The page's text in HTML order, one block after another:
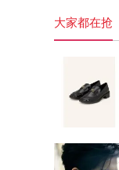
大家都在抢